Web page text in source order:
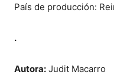
País de producción:
.
Autora: Judit Macarro